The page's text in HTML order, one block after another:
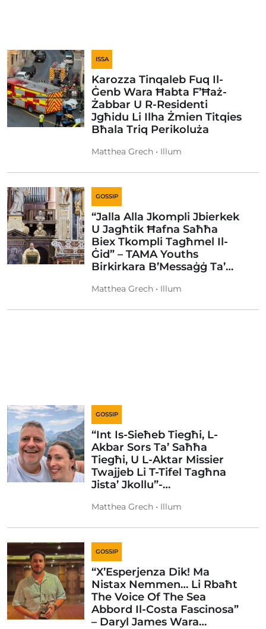
ISSA
Karozza Tinqaleb Fuq Il-
Ġenb Wara Ħabta F’Ħaż-
Żabbar U R-Residenti
Jgħidu Li Ilha Żmien Titqies
Bħala Triq Perikoluża
Matthea Grech • Illum
GOSSIP
“Jalla Alla Jkompli Jbierkek
U Jagħtik Ħafna Saħħa
Biex Tkompli Tagħmel Il-
Ġid” – TAMA Youths
Birkirkara B’Messaġġ Ta’…
Matthea Grech • Illum
GOSSIP
“Int Is-Sieħeb Tiegħi, L-
Akbar Sors Ta’ Saħħa
Tiegħi, U L-Aktar Missier
Twajjeb Li T-Tifel Tagħna
Jista’ Jkollu”-…
Matthea Grech • Illum
GOSSIP
“X’Esperjenza Dik! Ma
Nistax Nemmen… Li Rbaħt
The Voice Of The Sea
Abbord Il-Costa Fascinosa”
– Daryl James Wara…